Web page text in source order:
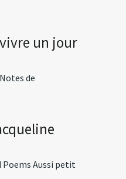
un jour
de
Poems Aussi petit